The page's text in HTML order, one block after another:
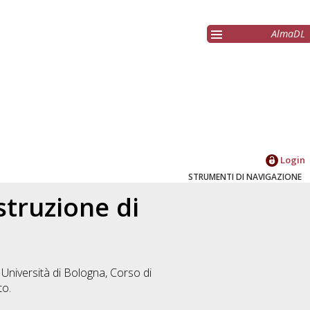
AlmaDL
Login
STRUMENTI DI NAVIGAZIONE
di
di Bologna, Corso di